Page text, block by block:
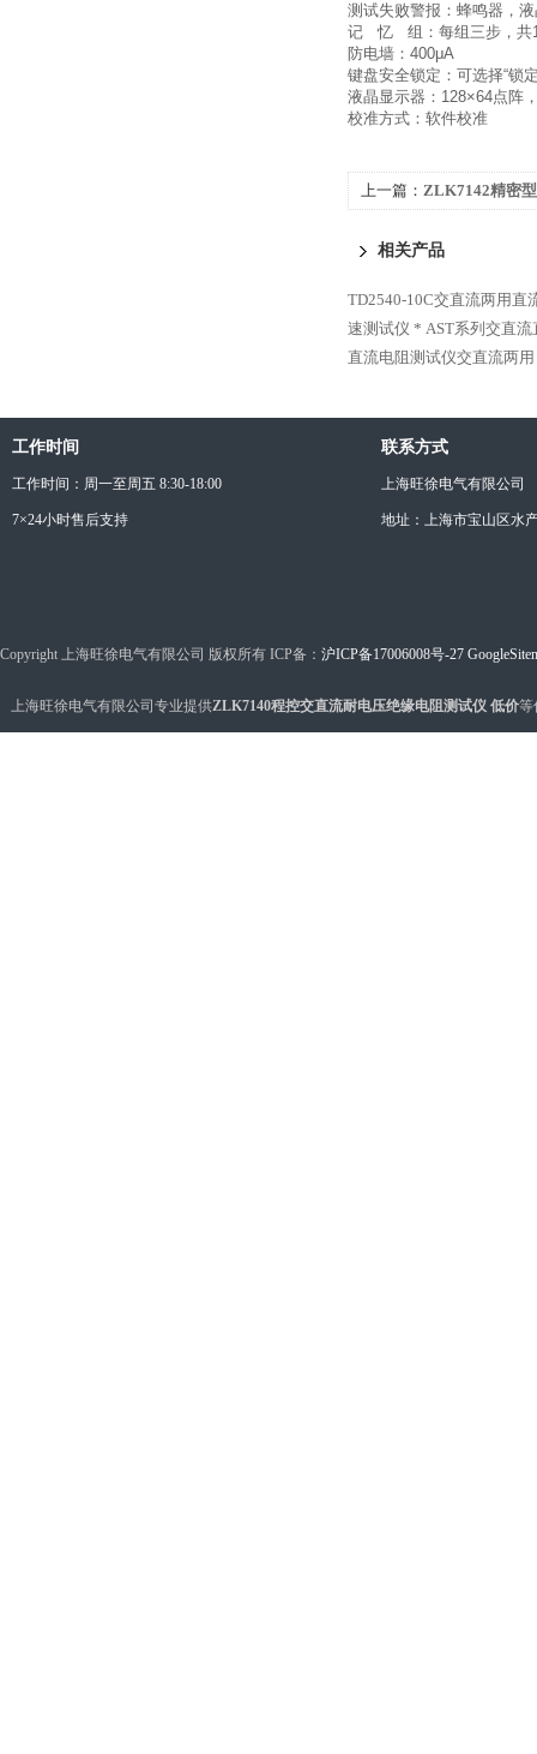
测试失败警报：蜂鸣器，液
记 忆 组：每组三步，共
防电墙：400μA
键盘安全锁定：可选择“锁
液晶显示器：128×64点阵
校准方式：软件校准
上一篇： ZLK7142精密
相关产品
TD2540-10C交直流两用直
速测试仪 * AST系列交直
直流电阻测试仪交直流两
工作时间
工作时间：周一至周五 8:30-18:00
7×24小时售后支持
联系方式
上海旺徐电气有限公司
地址：上海市宝山区水
Copyright 上海旺徐电气有限公司 版权所有 ICP备： 沪ICP备17006008号-27
上海旺徐电气有限公司专业提供ZLK7140程控交直流耐电压绝缘电阻测试仪 低价等